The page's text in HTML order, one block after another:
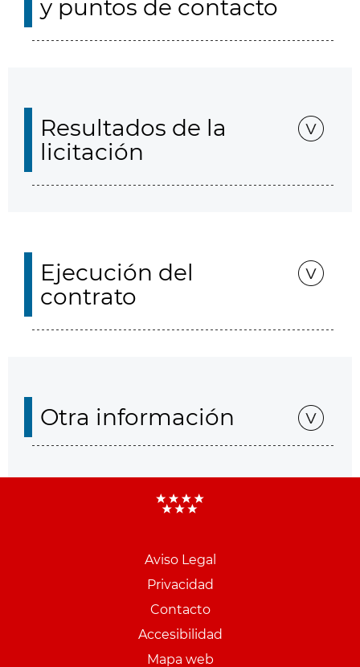
y puntos de contacto
Resultados de la
licitación
Ejecución del
contrato
Otra información
Aviso Legal
Privacidad
Contacto
Accesibilidad
Mapa web